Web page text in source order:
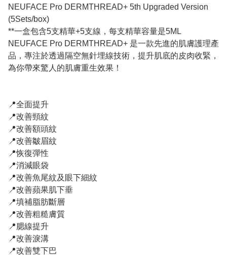
NEUFACE Pro DERMTHREAD+ 5th Upgraded Version
(5Sets/box)
**一盒包含5支精華+5支線，每支精華容量是5ML
NEUFACE Pro DERMTHREAD+ 是一款先進的肌膚護理產
品，專注於透過隔空無針埋線技術，提升肌底的皮肉收緊，
為你帶來驚人的肌膚重生效果！
📍全面提升
📍改善頸紋
📍改善額頭紋
📍改善皺眉紋
📍恢復彈性
📍消減眼袋
📍改善魚尾紋及眼下細紋
📍改善蘋果肌下垂
📍填補脂肪斷層
📍改善粗糙膚質
📍腮線提升
📍改善淚溝
📍改善雙下巴